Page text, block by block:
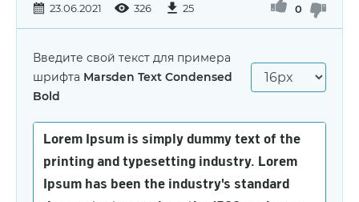
23.06.2021 326 25 0
Введите свой текст для примера
шрифта Marsden Text Condensed
Bold